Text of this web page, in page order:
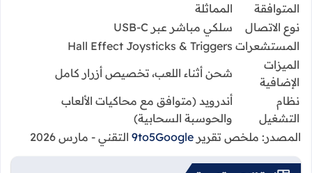
المتوافقة
المماثلة
نوع الاتصال
سلكي مباشر عبر USB-C
المستشعرات Hall Effect Joysticks & Triggers
الميزات
الإضافية
شحن أثناء اللعب، تخصيص أزرار كامل
نظام
التشغيل
أندرويد (متوافق مع محاكيات الألعاب
والحوسبة السحابية)
المصدر: ملخص تقرير 9to5Google التقني - مارس 2026